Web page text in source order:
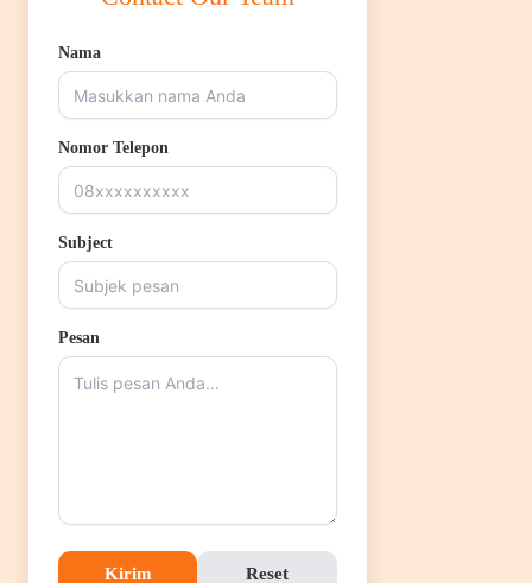
Nama
Nomor Telepon
Subject
Pesan
Kirim Reset